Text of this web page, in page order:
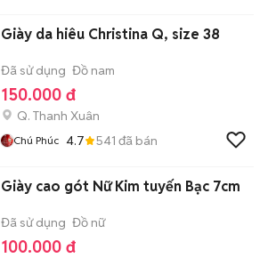
Giày da hiêu Christina Q, size 38
Đã sử dụng Đồ nam
150.000 đ
Q. Thanh Xuân
Chú Phúc 4.7 541 đã bán
Giày cao gót Nữ Kim tuyến Bạc 7cm
Đã sử dụng Đồ nữ
100.000 đ